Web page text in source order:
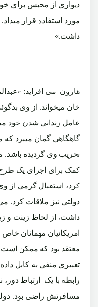
دیواری از محبس برای
مورد استفاده قرار میداد.
داشت.»
هارون می افزاید:
خان میخواند. از وی
عامل زندانی شدن خود
گاهگاهی گمان میبرد که
تخریب وی گردیده
کمک برای اجرای یک طرح
کرد، استقبال گرمی از
دولتی نیز ملاقات
داشت، از لحاظ زینت و
امریکائیان مهمانان
معتقد بود که ممکن
تعبیری منفی به کابل
رابطه با یک ارتباط دور،
مسافرتش راضی بود.